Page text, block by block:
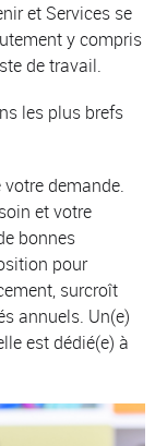
et Services se
y compris
de travail.
les plus brefs
demande.
et votre
bonnes
pour
surcroît
annuels. Un(e)
est dédié(e) à